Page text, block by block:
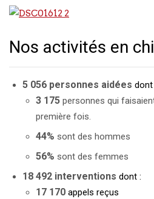
Nos activités en
5 056 personnes aidées dont
3 175 personnes qui
première fois.
44% sont des hommes
56% sont des femmes
18 492 interventions dont :
17 170 appels reçus